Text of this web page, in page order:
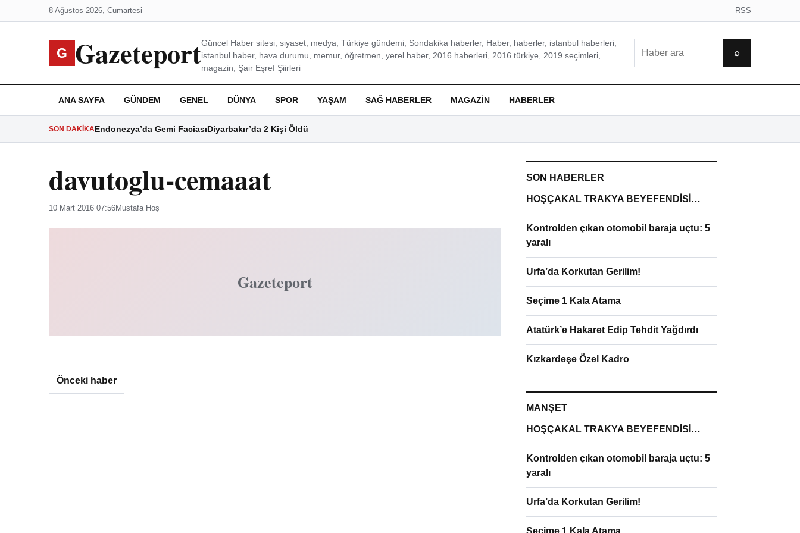
8 Ağustos 2026, Cumartesi RSS
G GazeteportGüncel Haber sitesi, siyaset, medya, Türkiye gündemi, Sondakika haberler, Haber, haberler, istanbul haberleri,
istanbul haber, hava durumu, memur, öğretmen, yerel haber, 2016 haberleri, 2016 türkiye, 2019 seçimleri,
magazin, Şair Eşref Şiirleri
⌕
ANA SAYFA GÜNDEM GENEL DÜNYA SPOR YAŞAM SAĞ HABERLER MAGAZIN HABERLER
SON DAKIKAEndonezya’da Gemi FaciasıDiyarbakır’da 2 Kişi Öldü
davutoglu-cemaaat
10 Mart 2016 07:56Mustafa Hoş
Gazeteport
Önceki haber
SON HABERLER
HOŞÇAKAL TRAKYA BEYEFENDİSİ…
Kontrolden çıkan otomobil baraja uçtu: 5
yaralı
Urfa’da Korkutan Gerilim!
Seçime 1 Kala Atama
Atatürk’e Hakaret Edip Tehdit Yağdırdı
Kızkardeşe Özel Kadro
MANŞET
HOŞÇAKAL TRAKYA BEYEFENDİSİ…
Kontrolden çıkan otomobil baraja uçtu: 5
yaralı
Urfa’da Korkutan Gerilim!
Seçime 1 Kala Atama